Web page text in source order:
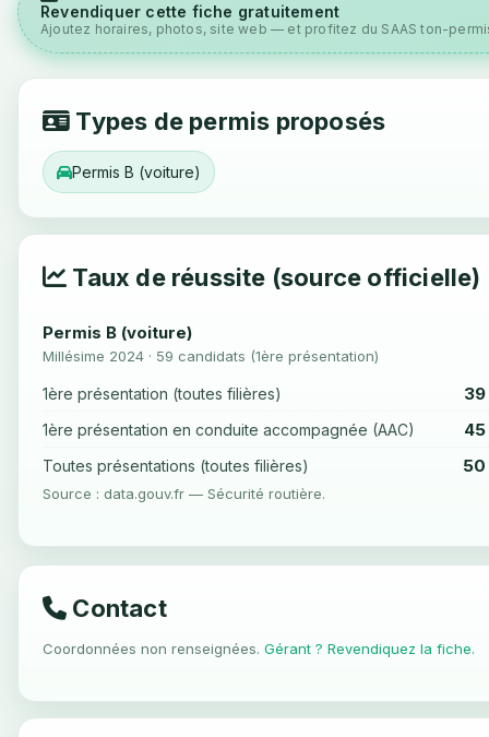
Revendiquer cette fiche gratuitement
Ajoutez horaires, photos, site web — et profitez du SAAS ton-
Types de permis proposés
Permis B (voiture)
Taux de réussite (source officielle)
Permis B (voiture)
Millésime 2024 · 59 candidats (1ère présentation)
1ère présentation (toutes filières) 39
1ère présentation en conduite accompagnée (AAC) 45
Toutes présentations (toutes filières) 50
Source : data.gouv.fr — Sécurité routière.
Contact
Coordonnées non renseignées. Gérant ? Revendiquez la fiche.